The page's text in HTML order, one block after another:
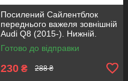
Посилений Сайлентблок
переднього важеля зовнішній
Audi Q8 (2015-). Нижній.
КОРЕЯ Acsuss! FE175192 ,
VKDS331087
Готово до відправки
230 ₴ 288 ₴